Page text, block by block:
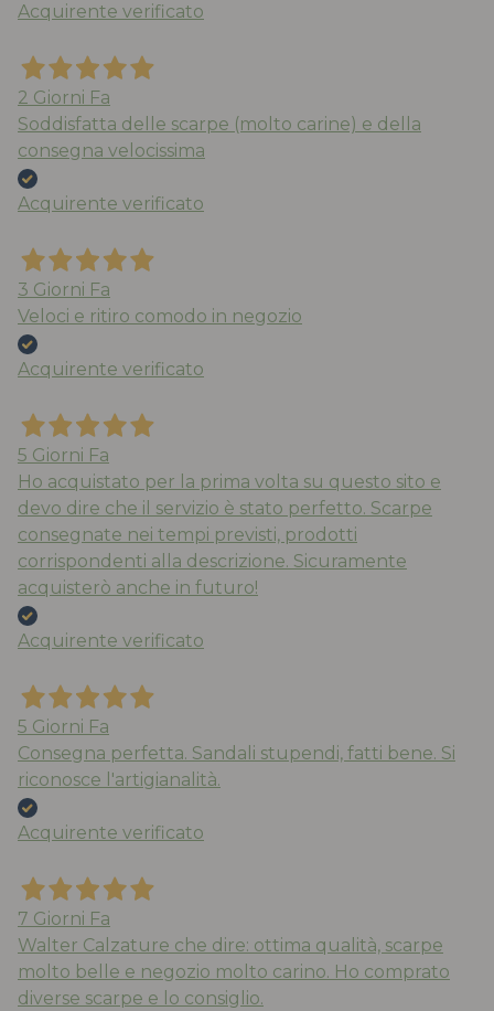
Acquirente verificato
2 Giorni Fa
Soddisfatta delle scarpe (molto carine) e della
consegna velocissima
Acquirente verificato
3 Giorni Fa
Veloci e ritiro comodo in negozio
Acquirente verificato
5 Giorni Fa
Ho acquistato per la prima volta su questo sito e
devo dire che il servizio è stato perfetto. Scarpe
consegnate nei tempi previsti, prodotti
corrispondenti alla descrizione. Sicuramente
acquisterò anche in futuro!
Acquirente verificato
5 Giorni Fa
Consegna perfetta. Sandali stupendi, fatti bene. Si
riconosce l'artigianalità.
Acquirente verificato
7 Giorni Fa
Walter Calzature che dire: ottima qualità, scarpe
molto belle e negozio molto carino. Ho comprato
diverse scarpe e lo consiglio.